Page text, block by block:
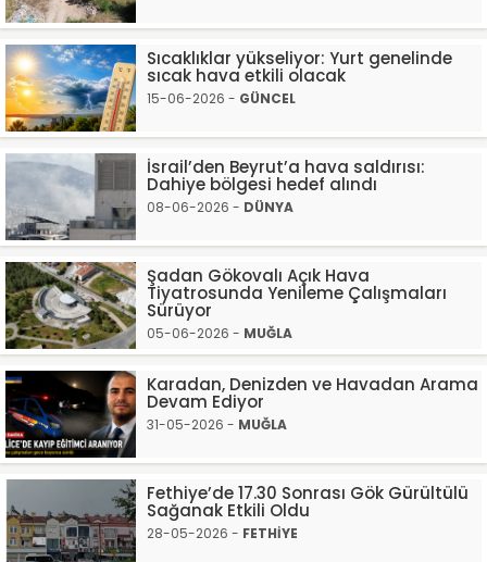
Sıcaklıklar yükseliyor: Yurt genelinde
sıcak hava etkili olacak
15-06-2026 - GÜNCEL
İsrail’den Beyrut’a hava saldırısı:
Dahiye bölgesi hedef alındı
08-06-2026 - DÜNYA
Şadan Gökovalı Açık Hava
Tiyatrosunda Yenileme Çalışmaları
Sürüyor
05-06-2026 - MUĞLA
Karadan, Denizden ve Havadan Arama
Devam Ediyor
31-05-2026 - MUĞLA
Fethiye’de 17.30 Sonrası Gök Gürültülü
Sağanak Etkili Oldu
28-05-2026 - FETHİYE